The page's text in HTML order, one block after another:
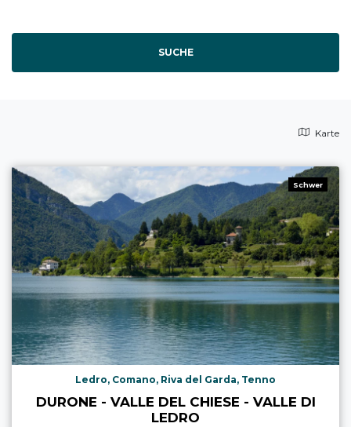
SUCHE
Karte
Schwer
Ledro, Comano, Riva del Garda, Tenno
DURONE - VALLE DEL CHIESE - VALLE DI
LEDRO